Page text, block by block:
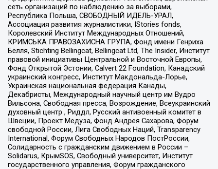
сеть организаций по наблюдению за выборами,
Республика Польша, СВОБОДНЫЙ ИДЕЛЬ-УРАЛ,
Ассоциация развития журналистики, IStories fonds,
Королевский Институт Международных Отношений,
КРИМСЬКА ПРАВОЗАХИСНА ГРУПА, Фонд имени Генриха
Бёлля, Stichting Bellingcat, Bellingcat Ltd, The Insider, Институт
правовой инициативы Центральной и Восточной Европы,
Фонд Открытой Эстонии, Calvert 22 Foundation, Канадский
украинский конгресс, Институт Макдональда-Лорье,
Украинская национальная федерация Канады,
Декабристы, Международный научный центр им Вудро
Вильсона, Свободная пресса, Возрождение, Всеукраинский
духовный центр , Риддл, Русский антивоенный комитет в
Швеции, Проект Медуза, Фонд Андрея Сахарова, Форум
свободной России, Лига Свободных Наций, Transparеncy
International, Форум Свободных Народов ПостРоссии,
Солидарность с гражданским движением в России –
Solidarus, КрымSOS, Свободный университет, Институт
государственного управления, Форум гражданского